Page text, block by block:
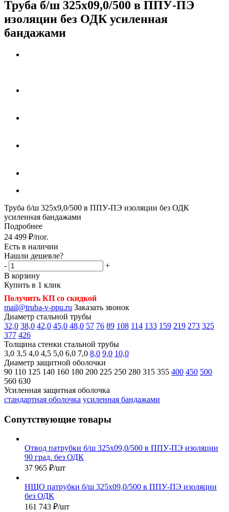
Труба б/ш 325х09,0/500 в ППУ-ПЭ
изоляции без ОДК усиленная
бандажами
Труба б/ш 325х9,0/500 в ППУ-ПЭ изоляции без ОДК
усиленная бандажами
Подробнее
24 499 ₽/пог.
Есть в наличии
Нашли дешевле?
-
+
В корзину
Купить в 1 клик
Получить КП со скидкой
mail@truba-v-ppu.ru Заказать звонок
Диаметр стальной трубы
32,0 38,0 42,0 45,0 48,0 57 76 89 108 114 133 159 219 273 325
377 426
Толщина стенки стальной трубы
3,0 3,5 4,0 4,5 5,0 6,0 7,0 8,0 9,0 10,0
Диаметр защитной оболочки
90 110 125 140 160 180 200 225 250 280 315 355 400 450 500
560 630
Усиленная защитная оболочка
стандартная оболочка усиленная бандажами
Сопутствующие товары
Отвод патрубки б/ш 325х09,0/500 в ППУ-ПЭ изоляции
90 град. без ОДК
37 965 ₽/шт
НЩО патрубки б/ш 325х09,0/500 в ППУ-ПЭ изоляции
без ОДК
161 743 ₽/шт